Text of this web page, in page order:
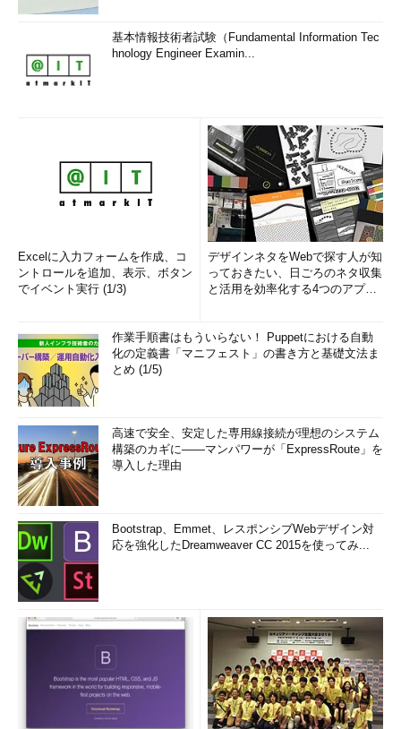
基本情報技術者試験（Fundamental Information Tec
hnology Engineer Examin...
Excelに入力フォームを作成、コ
ントロールを追加、表示、ボタン
でイベント実行 (1/3)
デザインネタをWebで探す人が知
っておきたい、日ごろのネタ収集
と活用を効率化する4つのアプリ
作業手順書はもういらない！ Puppetにおける自動
化の定義書「マニフェスト」の書き方と基礎文法ま
とめ (1/5)
高速で安全、安定した専用線接続が理想のシステム
構築のカギに――マンパワーが「ExpressRoute」を
導入した理由
Bootstrap、Emmet、レスポンシブWebデザイン対
応を強化したDreamweaver CC 2015を使ってみ...